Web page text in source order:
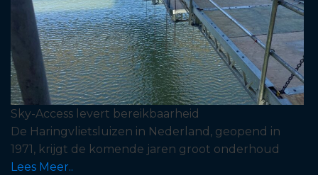
Sky-Access levert bereikbaarheid
De Haringvlietsluizen in Nederland, geopend in
1971, krijgt de komende jaren groot onderhoud
Lees Meer..